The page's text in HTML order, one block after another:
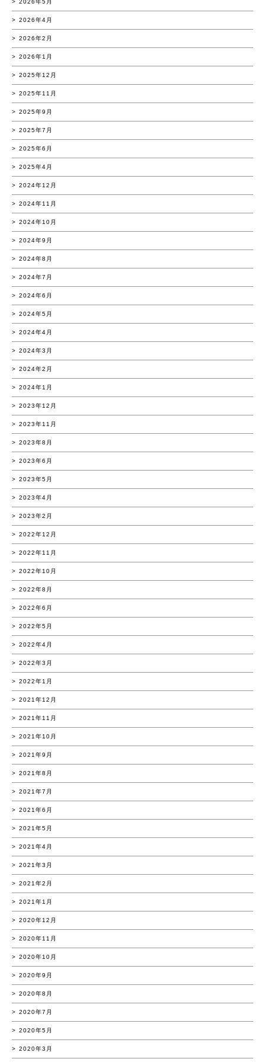
2026年5月
2026年4月
2026年2月
2026年1月
2025年12月
2025年11月
2025年9月
2025年7月
2025年6月
2025年4月
2024年12月
2024年11月
2024年10月
2024年9月
2024年8月
2024年7月
2024年6月
2024年5月
2024年4月
2024年3月
2024年2月
2024年1月
2023年12月
2023年11月
2023年8月
2023年6月
2023年5月
2023年4月
2023年2月
2022年12月
2022年11月
2022年10月
2022年8月
2022年6月
2022年5月
2022年4月
2022年3月
2022年1月
2021年12月
2021年11月
2021年10月
2021年9月
2021年8月
2021年7月
2021年6月
2021年5月
2021年4月
2021年3月
2021年2月
2021年1月
2020年12月
2020年11月
2020年10月
2020年9月
2020年8月
2020年7月
2020年5月
2020年3月